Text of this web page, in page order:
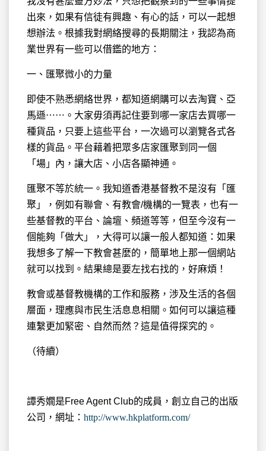
出來，如果有信徒有興趣、有心的話，可以一起想
想辦法。根據我對網絡搜尋的長期關注，我認為商
業世界有一些可以借鑑的地方：
一、匯聚微小的力量
即使不熟悉網絡世界，都知道網購可以去淘寶、亞
馬遜⋯⋯。大家毋須再記住要到哪一家店去買哪一
種貨品，只要上這些平台，一次過可以瀏覽各式各
樣的貨品。平台藉着把眾多店家匯聚到同一個
「場」內，讓大店、小店各顯神通。
匯聚不等於統一。我知道香港基督教不是沒有「匯
聚」，例如有聯會、有教會/機構的一覽表，也有一
些基督教的平台、論壇、頻道等等，但至今沒有一
個能夠「做大」，大得可以讓一般人都知道：如果
我想多了解一下教會甚麼的，簡單地上那一個網站
就可以找到。結果總是要左找右找的，好麻煩！
教會或基督教機構的工作和服務，涉及生活的各個
層面，理應與市民生活息息相關。如何可以讓這種
連繫更加緊密、自然而然？這是值得探究的。
（待續）
譚秀嫺是Free Agent Club的成員，創立自己的出版
公司，網址： http://www.hkplatform.com/